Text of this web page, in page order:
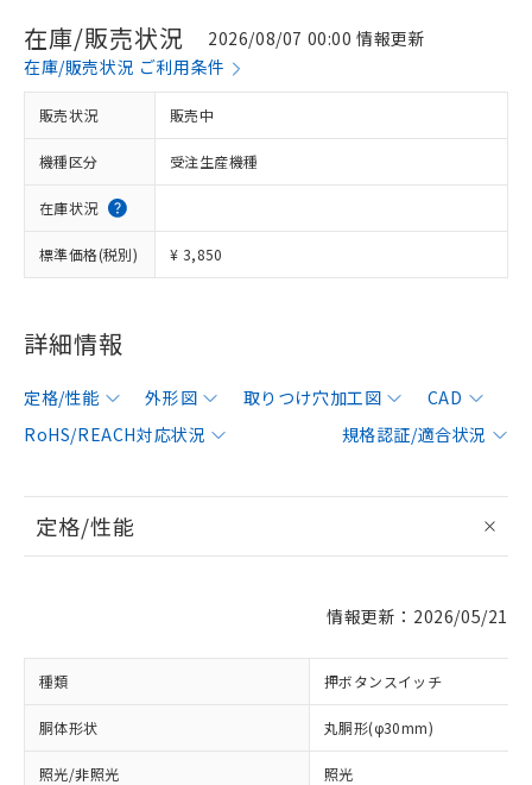
在庫/販売状況
2026/08/07 00:00 情報更新
在庫/販売状況 ご利用条件
販売状況 販売中
機種区分 受注生産機種
在庫状況
標準価格(税別) ¥ 3,850
詳細情報
定格/性能 外形図 取りつけ穴加工図
CAD
RoHS/REACH対応状況
規格認証/適合状況
定格/性能
情報更新：2026/05/21
種類 押ボタンスイッチ
胴体形状 丸胴形(φ30mm)
照光/非照光 照光